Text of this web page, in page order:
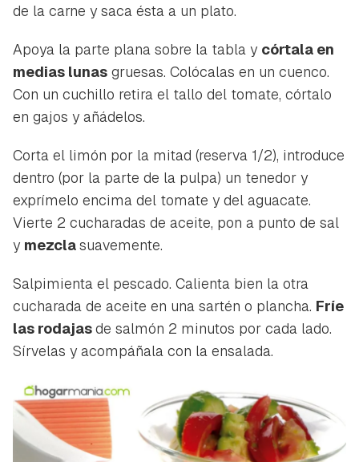
Guardar como favorito
Para poder guardar como favorito, primero has de
iniciar sesión con tu cuenta de Hogarmanía.
INICIAR SESIÓN CANCELAR
de la carne y saca ésta a un plato.
Apoya la parte plana sobre la tabla y córtala en
medias lunas gruesas. Colócalas en un cuenco.
Con un cuchillo retira el tallo del tomate, córtalo
en gajos y añádelos.
Corta el limón por la mitad (reserva 1/2), introduce
dentro (por la parte de la pulpa) un tenedor y
exprímelo encima del tomate y del aguacate.
Vierte 2 cucharadas de aceite, pon a punto de sal
y mezclasuavemente.
Salpimienta el pescado. Calienta bien la otra
cucharada de aceite en una sartén o plancha. Fríe
las rodajasde salmón 2 minutos por cada lado.
Sírvelas y acompáñala con la ensalada.
Contenido enviado
Gracias por suscribirte a nuestro boletín.
ACEPTAR